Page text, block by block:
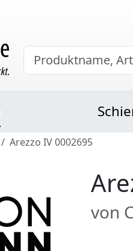
Arezzo IV 0002695
von